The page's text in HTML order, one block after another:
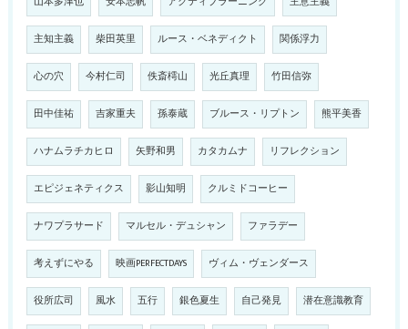
主知主義 柴田英里 ルース・ベネディクト 関係浮力
心の穴 今村仁司 佚斎樗山 光丘真理 竹田信弥
田中佳祐 吉家重夫 孫泰蔵 ブルース・リプトン 熊平美香
ハナムラチカヒロ 矢野和男 カタカムナ リフレクション
エピジェネティクス 影山知明 クルミドコーヒー
ナワプラサード マルセル・デュシャン ファラデー
考えずにやる 映画PERFECTDAYS ヴィム・ヴェンダース
役所広司 風水 五行 銀色夏生 自己発見 潜在意識教育